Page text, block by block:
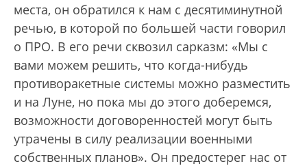
места, он обратился к нам с десятиминутной
речью, в которой по большей части говорил
о ПРО. В его речи сквозил сарказм: «Мы с
вами можем решить, что когда-нибудь
противоракетные системы можно разместить
и на Луне, но пока мы до этого доберемся,
возможности договоренностей могут быть
утрачены в силу реализации военными
собственных планов». Он предостерег нас от